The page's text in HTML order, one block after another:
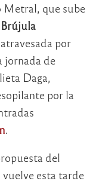
Metral, que sube
por
jornada de
Daga,
por la
.
del
esta tarde